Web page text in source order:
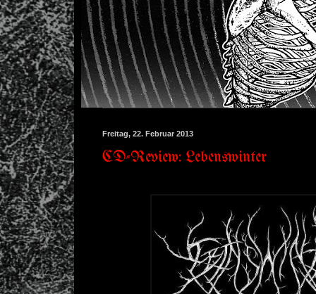
Freitag, 22. Februar 2013
CD-Review: Lebenswinter